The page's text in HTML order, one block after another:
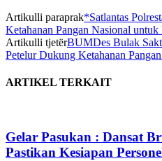
Artikulli paraprak*Satlantas
Ketahanan Pangan Nasional
Artikulli tjetërBUMDes Bulak
Petelur Dukung Ketahanan
ARTIKEL TERKAIT
Gelar Pasukan : Dansat
Pastikan Kesiapan